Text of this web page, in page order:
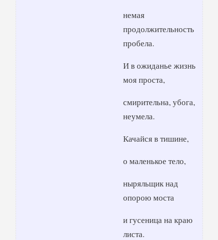
немая
продолжительность
пробела.
И в ожиданье жизнь
моя проста,
смирительна, убога,
неумела.
Качайся в тишине,
о маленькое тело,
ныряльщик над
опорою моста
и гусеница на краю
листа.